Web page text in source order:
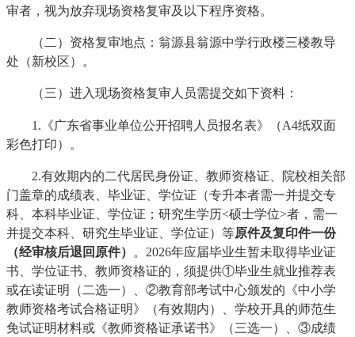
审者，视为放弃现场资格复审及以下程序资格。
（二）资格复审地点：翁源县翁源中学行政楼三楼教导
处（新校区）。
（三）进入现场资格复审人员需提交如下资料：
1.《广东省事业单位公开招聘人员报名表》（A4纸双面
彩色打印）。
2.有效期内的二代居民身份证、教师资格证、院校相关部
门盖章的成绩表、毕业证、学位证（专升本者需一并提交专
科、本科毕业证、学位证；研究生学历<硕士学位>者，需一
并提交本科、研究生毕业证、学位证）等原件及复印件一份
（经审核后退回原件） 。2026年应届毕业生暂未取得毕业证
书、学位证书、教师资格证的，须提供①毕业生就业推荐表
或在读证明（二选一）、②教育部考试中心颁发的《中小学
教师资格考试合格证明》（有效期内）、学校开具的师范生
免试证明材料或《教师资格证承诺书》（三选一）、③成绩